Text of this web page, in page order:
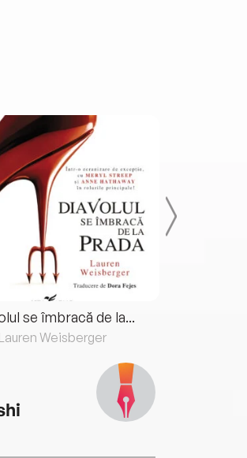
se îmbracă de la...
Lauren Weisberger